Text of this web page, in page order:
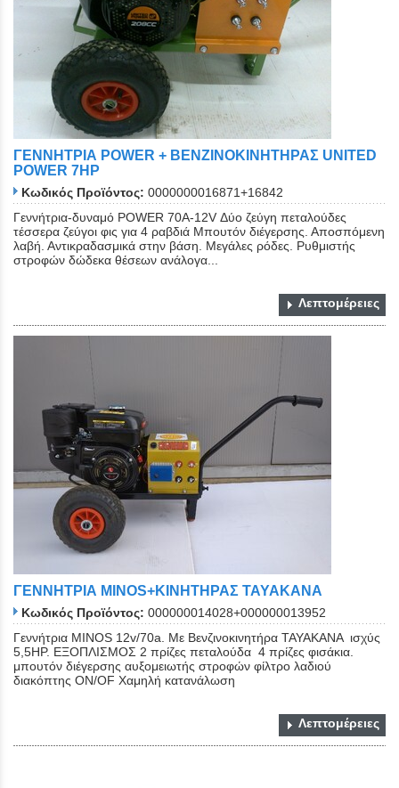
ΓΕΝΝΗΤΡΙΑ POWER + ΒΕΝΖΙΝΟKINHTHΡΑΣ UNITED
POWER 7HP
Κωδικός Προϊόντος: 0000000016871+16842
Γεννήτρια-δυναμό POWER 70A-12V Δύο ζεύγη πεταλούδες
τέσσερα ζεύγοι φις για 4 ραβδιά Μπουτόν διέγερσης. Αποσπόμενη
λαβή. Αντικραδασμικά στην βάση. Μεγάλες ρόδες. Ρυθμιστής
στροφών δώδεκα θέσεων ανάλογα...
Λεπτομέρειες
ΓΕΝΝΗΤΡΙΑ MINOS+ΚΙΝΗΤΗΡΑΣ ΤΑΥΑΚΑΝΑ
Κωδικός Προϊόντος: 000000014028+000000013952
Γεννήτρια MINOS 12v/70a. Με Βενζινοκινητήρα ΤΑΥΑΚΑΝΑ ισχύς
5,5ΗΡ. ΕΞΟΠΛΙΣΜΟΣ 2 πρίζες πεταλούδα 4 πρίζες φισάκια.
μπουτόν διέγερσης αυξομειωτής στροφών φίλτρο λαδιού
διακόπτης ΟΝ/OF Χαμηλή κατανάλωση
Λεπτομέρειες